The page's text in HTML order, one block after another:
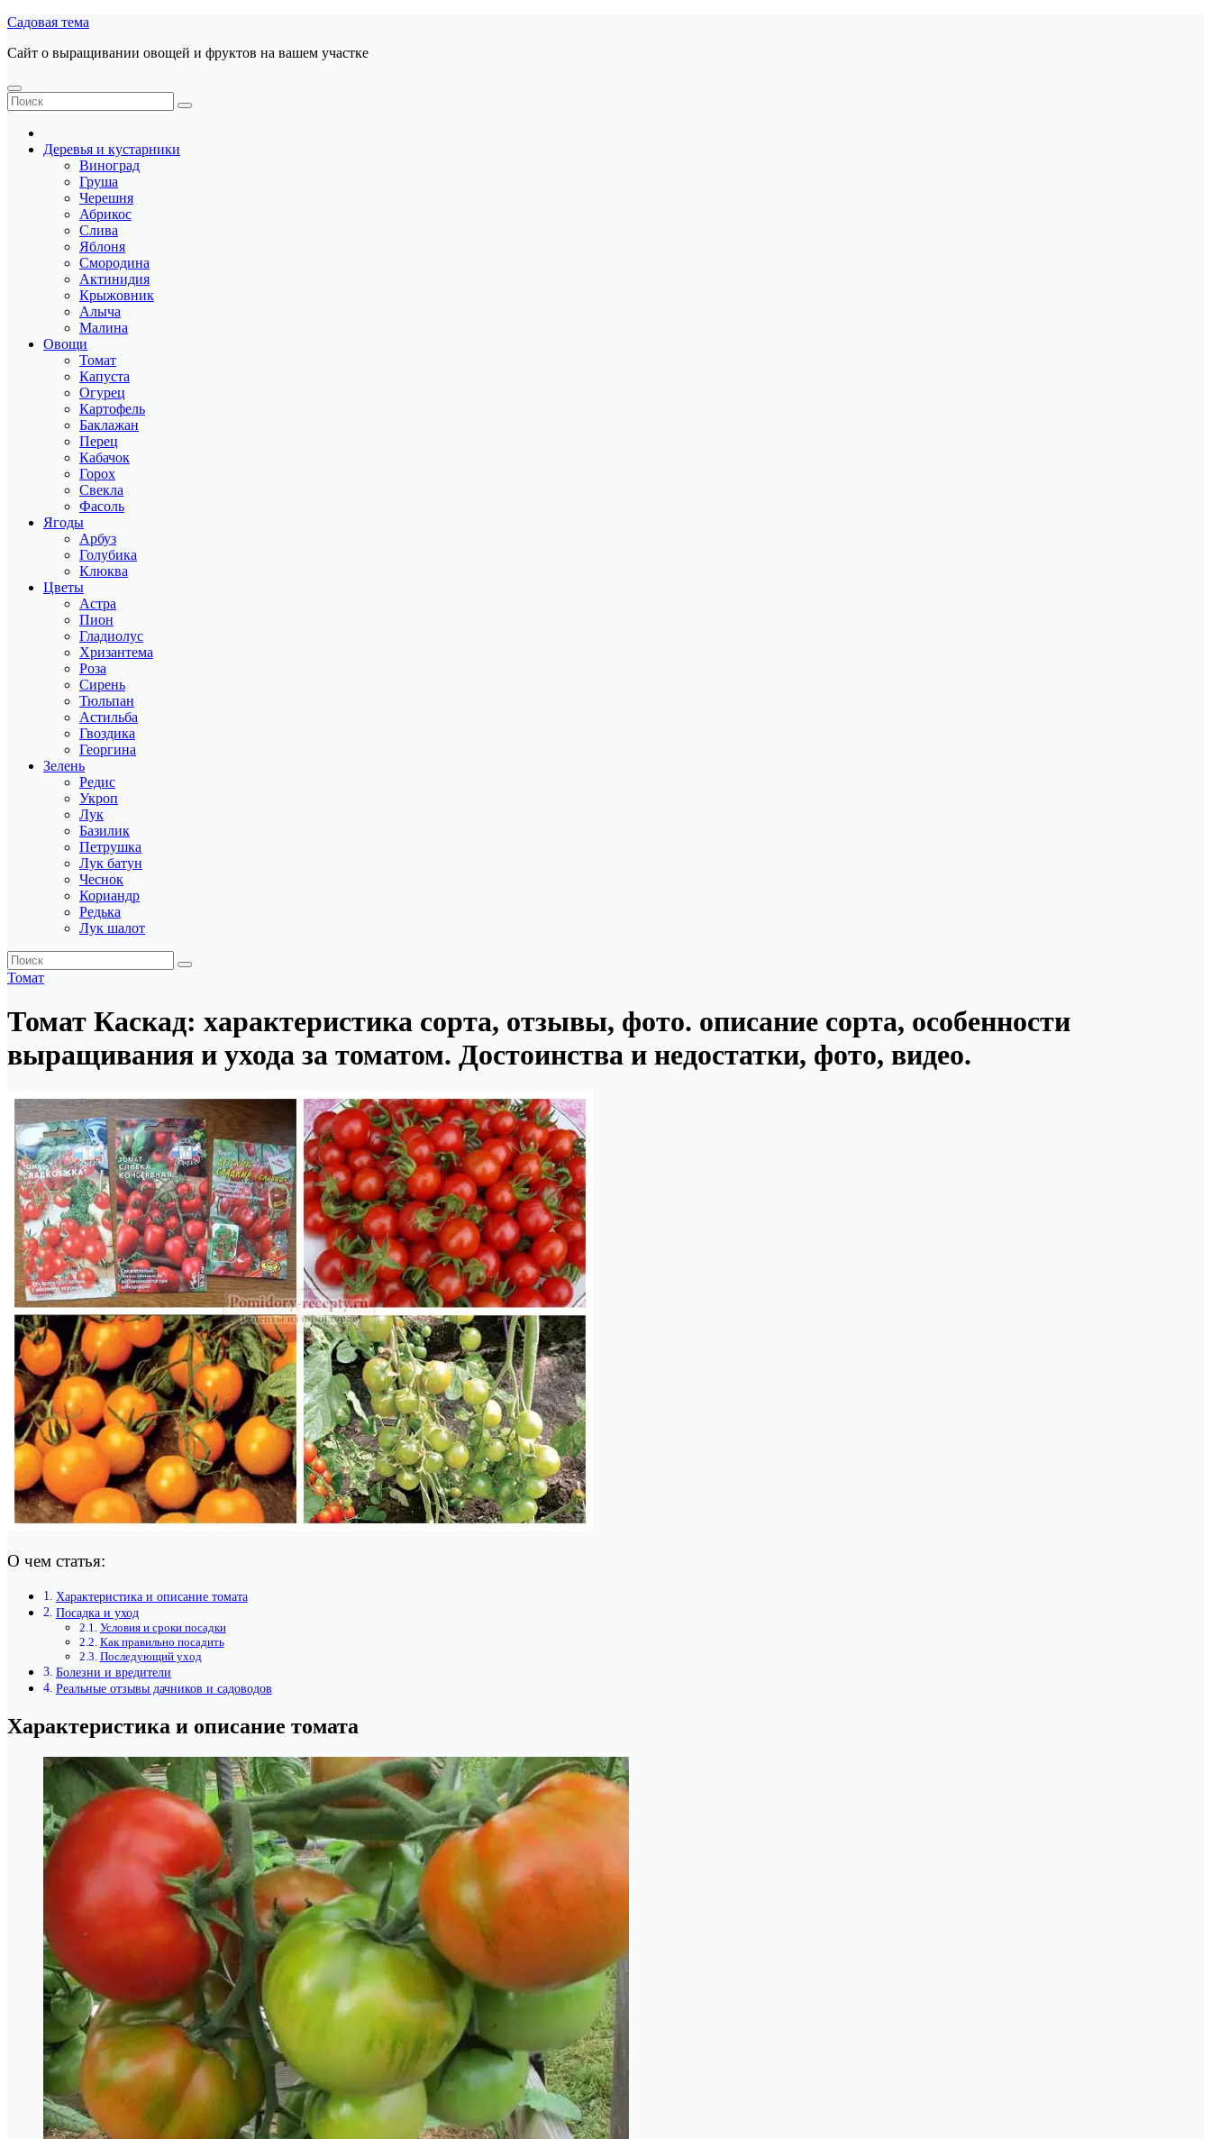
Перейти
содержанию
Садовая тема
Сайт о выращивании овощей и фруктов на вашем участке
Деревья и кустарники
Виноград
Груша
Черешня
Абрикос
Слива
Яблоня
Смородина
Актинидия
Крыжовник
Алыча
Малина
Овощи
Томат
Капуста
Огурец
Картофель
Баклажан
Перец
Кабачок
Горох
Свекла
Фасоль
Ягоды
Арбуз
Голубика
Клюква
Цветы
Астра
Пион
Гладиолус
Хризантема
Роза
Сирень
Тюльпан
Астильба
Гвоздика
Георгина
Зелень
Редис
Укроп
Лук
Базилик
Петрушка
Лук батун
Чеснок
Кориандр
Редька
Лук шалот
Томат
Томат Каскад: характеристика сорта, отзывы, фото. описание сорта, особенности
выращивания и ухода за томатом. Достоинства и недостатки, фото, видео.
О чем статья:
Характеристика и описание томата
Посадка и уход
Условия и сроки посадки
Как правильно посадить
Последующий уход
Болезни и вредители
Реальные отзывы дачников и садоводов
Характеристика и описание томата